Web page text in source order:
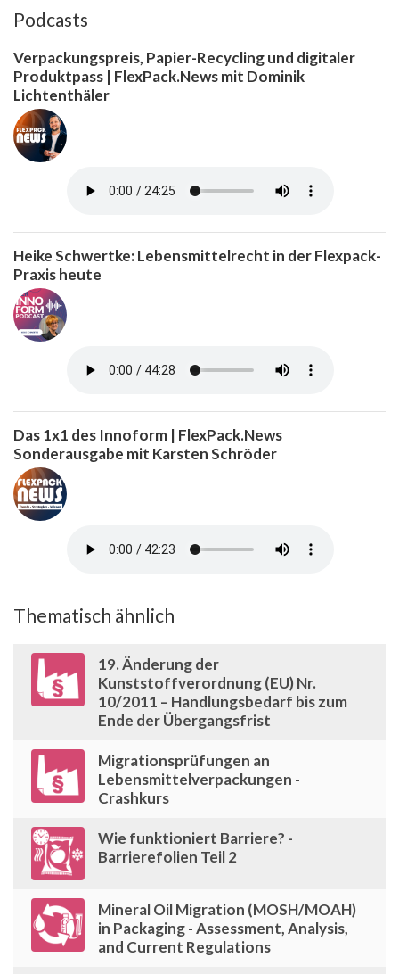
Podcasts
Verpackungspreis, Papier-Recycling und digitaler
Produktpass | FlexPack.News mit Dominik
Lichtenthäler
Heike Schwertke: Lebensmittelrecht in der Flexpack-
Praxis heute
Das 1x1 des Innoform | FlexPack.News
Sonderausgabe mit Karsten Schröder
Thematisch ähnlich
19. Änderung der
Kunststoffverordnung (EU) Nr.
10/2011 – Handlungsbedarf bis zum
Ende der Übergangsfrist
Migrationsprüfungen an
Lebensmittelverpackungen -
Crashkurs
Wie funktioniert Barriere? -
Barrierefolien Teil 2
Mineral Oil Migration (MOSH/MOAH)
in Packaging - Assessment, Analysis,
and Current Regulations